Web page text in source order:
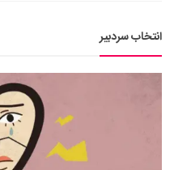
انتخاب سردبیر